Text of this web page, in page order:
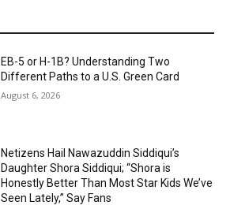
EB-5 or H-1B? Understanding Two
Different Paths to a U.S. Green Card
August 6, 2026
Netizens Hail Nawazuddin Siddiqui’s
Daughter Shora Siddiqui; “Shora is
Honestly Better Than Most Star Kids We’ve
Seen Lately,” Say Fans